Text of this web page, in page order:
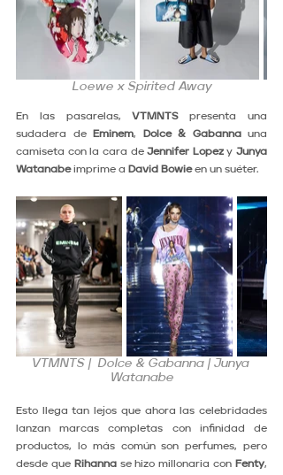
Loewe x Spirited Away
En las pasarelas, VTMNTS presenta una
sudadera de
Eminem, Dolce & Gabanna una
camiseta con la cara de Jennifer Lopez y Junya
Watanabe imprime a David Bowie en un suéter.
VTMNTS |  Dolce & Gabanna | Junya
Watanabe
Esto llega tan lejos que ahora las celebridades
lanzan marcas completas con infinidad de
productos, lo más común son perfumes, pero
desde que Rihanna se hizo millonaria con Fenty,